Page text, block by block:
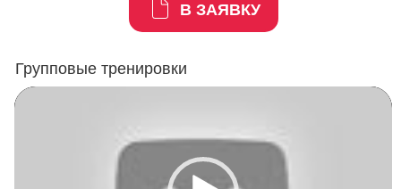
В ЗАЯВКУ
Групповые тренировки